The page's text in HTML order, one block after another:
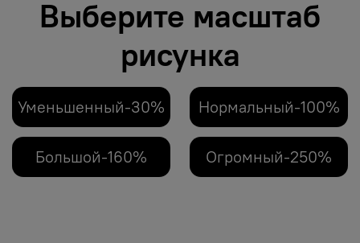
Выберите масштаб
рисунка
Уменьшенный-30% Нормальный-100%
Большой-160% Огромный-250%